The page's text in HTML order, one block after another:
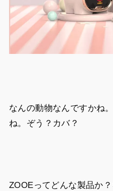
なんの動物なんですかね
ね。ぞう？カバ？
ZOOEってどんな製品か